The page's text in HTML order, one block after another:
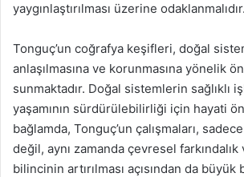
yaygınlaştırılması üzerine odaklanmalıdır.
Tonguç’un coğrafya keşifleri, doğal
anlaşılmasına ve korunmasına yönelik
sunmaktadır. Doğal sistemlerin sağlıklı
yaşamının sürdürülebilirliği için hayati
bağlamda, Tonguç’un çalışmaları,
değil, aynı zamanda çevresel
bilincinin artırılması açısından da